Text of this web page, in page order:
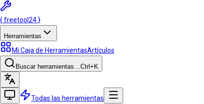
{freetool 24 }
Herramientas
Mi Caja de HerramientasArtículos
Buscar herramientas…Ctrl +K
Todas las herramientas